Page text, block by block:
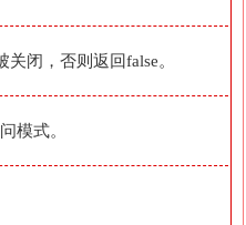
闭，否则返回false。
模式。